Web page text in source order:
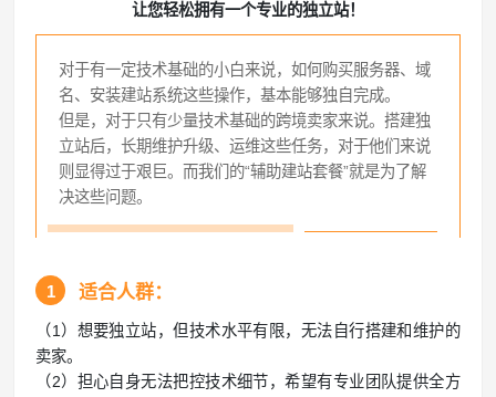
让您轻松拥有一个专业的独立站！
对于有一定技术基础的小白来说，如何购买服务器、域
名、安装建站系统这些操作，基本能够独自完成。
但是，对于只有少量技术基础的跨境卖家来说。搭建独
立站后，长期维护升级、运维这些任务，对于他们来说
则显得过于艰巨。而我们的“辅助建站套餐”就是为了解
决这些问题。
1 适合人群：
（1）想要独立站，但技术水平有限，无法自行搭建和维护的
卖家。
（2）担心自身无法把控技术细节，希望有专业团队提供全方